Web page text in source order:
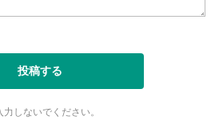
投稿する
しないでください。